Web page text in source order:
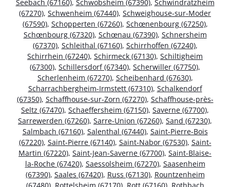
Seebach (67160), Schwobsheim (67390), Schwindratzheim
(67270), Schwenheim (67440), Schweighouse-sur-Moder
(67590), Schopperten (67260), Schœnenbourg (67250),
Schœnbourg (67320), Schœnau (67390), Schnersheim
(67370), Schleithal (67160), Schirrhoffen (67240),
Schirrhein (67240), Schirmeck (67130), Schiltigheim
(67300), Schillersdorf (67340), Scherwiller (67750),
Scherlenheim (67270), Scheibenhard (67630),
Scharrachbergheim-Irmstett (67310), Schalkendorf
(67350), Schaffhouse-sur-Zorn (67270), Schaffhouse-près-
Seltz (67470), Schaeffersheim (67150), Saverne (67700),
Sarrewerden (67260), Sarre-Union (67260), Sand (67230),
Salmbach (67160), Salenthal (67440), Saint-Pierre-Bois
(67220), Saint-Pierre (67140), Saint-Nabor (67530), Saint-
Martin (67220), Saint-Jean-Saverne (67700), Saint-Blaise-
la-Roche (67420), Saessolsheim (67270), Saasenheim
(67390), Saales (67420), Russ (67130), Rountzenheim